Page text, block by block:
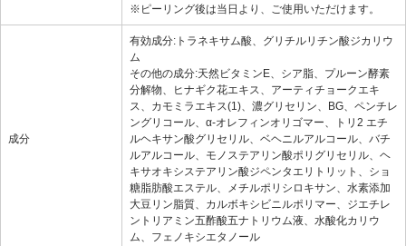
※ピーリング後は当日より、ご使用いただけます。
成分
有効成分:トラネキサム酸、グリチルリチン酸ジカリウ
ム
その他の成分:天然ビタミンE、シア脂、プルーン酵素
分解物、ヒナギク花エキス、アーティチョークエキ
ス、カモミラエキス(1)、濃グリセリン、BG、ペンチレ
ングリコール、α-オレフィンオリゴマー、トリ2 エチ
ルヘキサン酸グリセリル、ベヘニルアルコール、バチ
ルアルコール、モノステアリン酸ポリグリセリル、ヘ
キサオキシステアリン酸ジペンタエリトリット、ショ
糖脂肪酸エステル、メチルポリシロキサン、水素添加
大豆リン脂質、カルボキシビニルポリマー、ジエチレ
ントリアミン五酢酸五ナトリウム液、水酸化カリウ
ム、フェノキシエタノール